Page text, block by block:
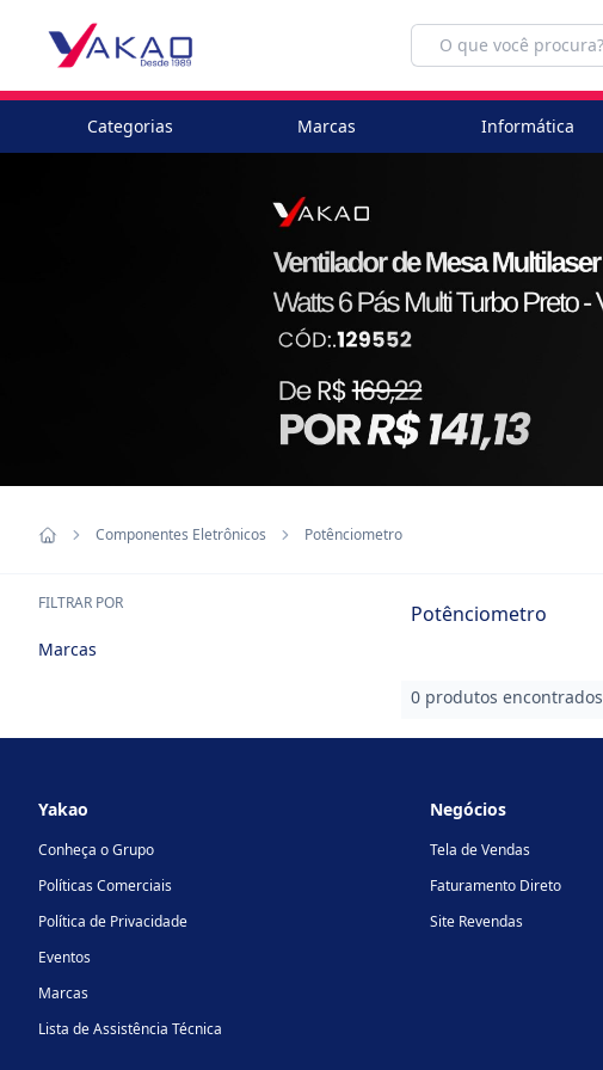
Categorias Marcas Informática
Componentes Eletrônicos Potênciometro
FILTRAR POR Potênciometro
Marcas
0 produtos encontrados
Yakao
Conheça o Grupo
Políticas Comerciais
Política de Privacidade
Eventos
Marcas
Lista de Assistência Técnica
Negócios
Tela de Vendas
Faturamento Direto
Site Revendas